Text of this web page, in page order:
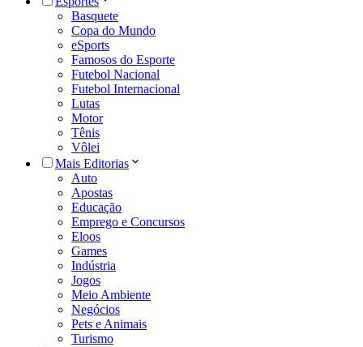
Basquete
Copa do Mundo
eSports
Famosos do Esporte
Futebol Nacional
Futebol Internacional
Lutas
Motor
Tênis
Vôlei
Mais Editorias
Auto
Apostas
Educação
Emprego e Concursos
Eloos
Games
Indústria
Jogos
Meio Ambiente
Negócios
Pets e Animais
Turismo